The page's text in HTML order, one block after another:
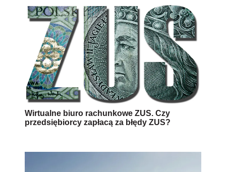
Wirtualne biuro rachunkowe ZUS. Czy
przedsiębiorcy zapłacą za błędy ZUS?